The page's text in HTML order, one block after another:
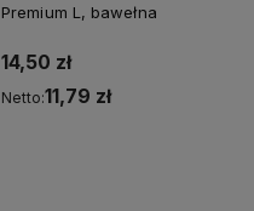
Premium L, bawełna
14,50 zł
Netto:11,79 zł